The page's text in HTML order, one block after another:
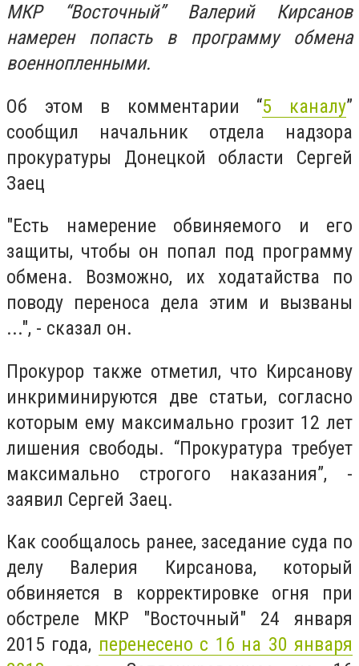
МКР “Восточный” Валерий Кирсанов
намерен попасть в программу обмена
военнопленными.
Об этом в комментарии “5 каналу”
сообщил начальник отдела надзора
прокуратуры Донецкой области Сергей
Заец
"Есть намерение обвиняемого и его
защиты, чтобы он попал под программу
обмена. Возможно, их ходатайства по
поводу переноса дела этим и вызваны
...", - сказал он.
Прокурор также отметил, что Кирсанову
инкриминируются две статьи, согласно
которым ему максимально грозит 12 лет
лишения свободы. “Прокуратура требует
максимально строгого наказания”, -
заявил Сергей Заец.
Как сообщалось ранее, заседание суда по
делу Валерия Кирсанова, который
обвиняется в корректировке огня при
обстреле МКР "Восточный" 24 января
2015 года, перенесено с 16 на 30 января